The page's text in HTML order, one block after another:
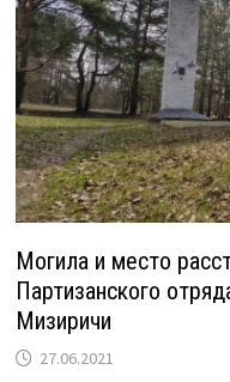
Могила и место
Партизанского
Мизиричи
27.06.2021